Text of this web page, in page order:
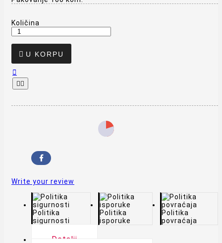
Količina
 U KORPU

 
Write your review
Politika
sigurnosti
Politika
isporuke
Politika
povraćaja
Detalji